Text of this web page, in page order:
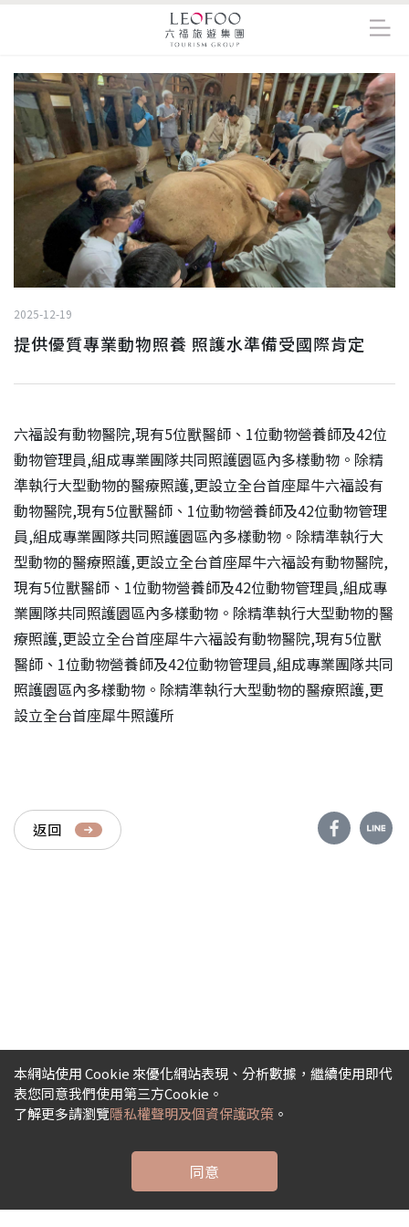
2025-12-19
提供優質專業動物照養 照護水準備受國際肯定
六福設有動物醫院,現有5位獸醫師、1位動物營養師及42位
動物管理員,組成專業團隊共同照護園區內多樣動物。除精
準執行大型動物的醫療照護,更設立全台首座犀牛六福設有
動物醫院,現有5位獸醫師、1位動物營養師及42位動物管理
員,組成專業團隊共同照護園區內多樣動物。除精準執行大
型動物的醫療照護,更設立全台首座犀牛六福設有動物醫院,
現有5位獸醫師、1位動物營養師及42位動物管理員,組成專
業團隊共同照護園區內多樣動物。除精準執行大型動物的醫
療照護,更設立全台首座犀牛六福設有動物醫院,現有5位獸
醫師、1位動物營養師及42位動物管理員,組成專業團隊共同
照護園區內多樣動物。除精準執行大型動物的醫療照護,更
設立全台首座犀牛照護所
返回
本網站使用 Cookie 來優化網站表現、分析數據，繼續使用即代
表您同意我們使用第三方Cookie。
了解更多請瀏覽隱私權聲明及個資保護政策 。
同意